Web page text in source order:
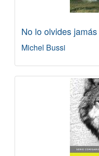
No lo olvides jamás
Michel Bussi